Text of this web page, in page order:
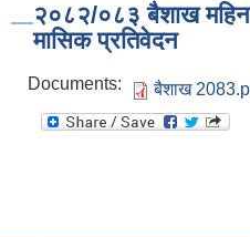
२०८२/०८३ बैशाख
मासिक प्रतिवेदन
Documents: बैशाख